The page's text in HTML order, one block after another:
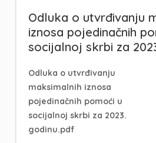
Odluka o utvrđivanju
iznosa pojedinačnih
socijalnoj skrbi za
Odluka o utvrđivanju
maksimalnih iznosa
pojedinačnih pomoći u
socijalnoj skrbi za 2023.
godinu.pdf